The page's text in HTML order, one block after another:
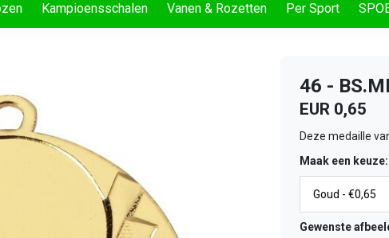
Kampioensschalen Vanen & Rozetten Per Sport
46 -
EUR 0,65
Deze medaille
Maak een keuze:
Gewenste